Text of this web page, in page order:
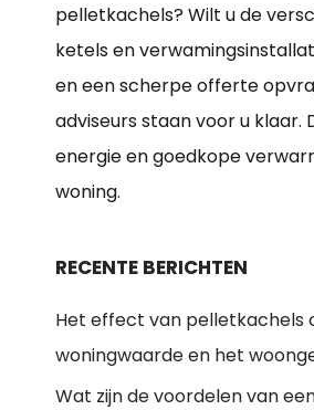
pelletkachels? Wilt u de
ketels en
en een scherpe offerte
adviseurs staan voor u klaar.
energie en goedkope
woning.
RECENTE BERICHTEN
Het effect van pelletkachels
woningwaarde en het
Wat zijn de voordelen van